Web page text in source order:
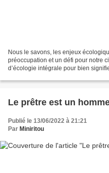
Nous le savons, les enjeux
préoccupation et un défi pour notre
d’écologie intégrale pour bien
Le prêtre est un
Publié le 13/06/2022 à 21:21
Par Miniritou